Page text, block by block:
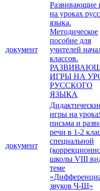
документ
Развивающие
на уроках
языка.
Методическое
пособие для
учителей
классов.
ИГРЫ НА
РУССКОГО
ЯЗЫКА
документ
игры на
письма и
речи в 1-2
специальной
школы VIII
теме
звуков Ч-Щ»